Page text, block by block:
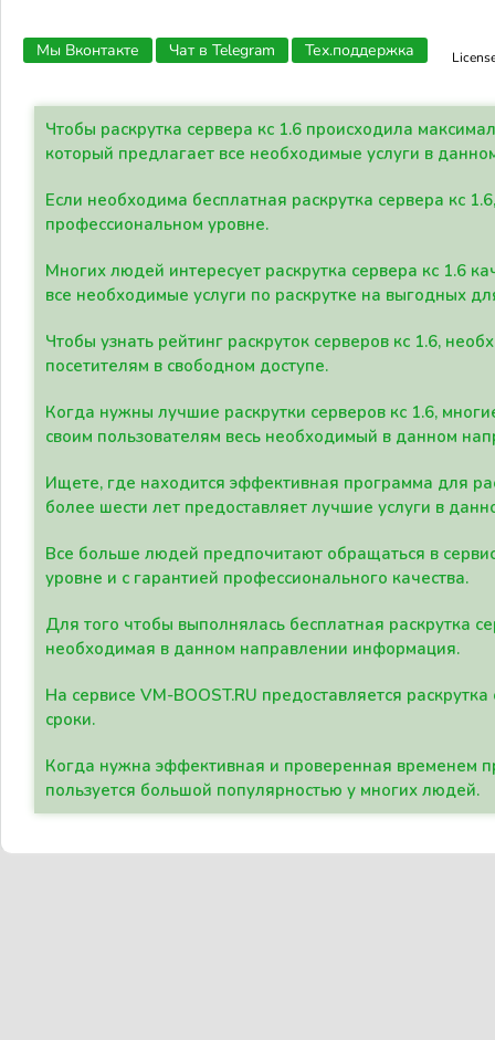
Мы Вконтакте Чат в Telegram Тех.поддержка
Чтобы раскрутка сервера кс 1.6 происходила
который предлагает все необходимые услуги в
Если необходима бесплатная раскрутка сервера кс
профессиональном уровне.
Многих людей интересует раскрутка сервера кс 1.6
все необходимые услуги по раскрутке на выгодных
Чтобы узнать рейтинг раскруток серверов кс 1.6,
посетителям в свободном доступе.
Когда нужны лучшие раскрутки серверов кс 1.6,
своим пользователям весь необходимый в данном
Ищете, где находится эффективная программа для
более шести лет предоставляет лучшие услуги в
Все больше людей предпочитают обращаться в
уровне и с гарантией профессионального качества.
Для того чтобы выполнялась бесплатная раскрутка
необходимая в данном направлении информация.
На сервисе VM-BOOST.RU предоставляется
сроки.
Когда нужна эффективная и проверенная временем
пользуется большой популярностью у многих людей.